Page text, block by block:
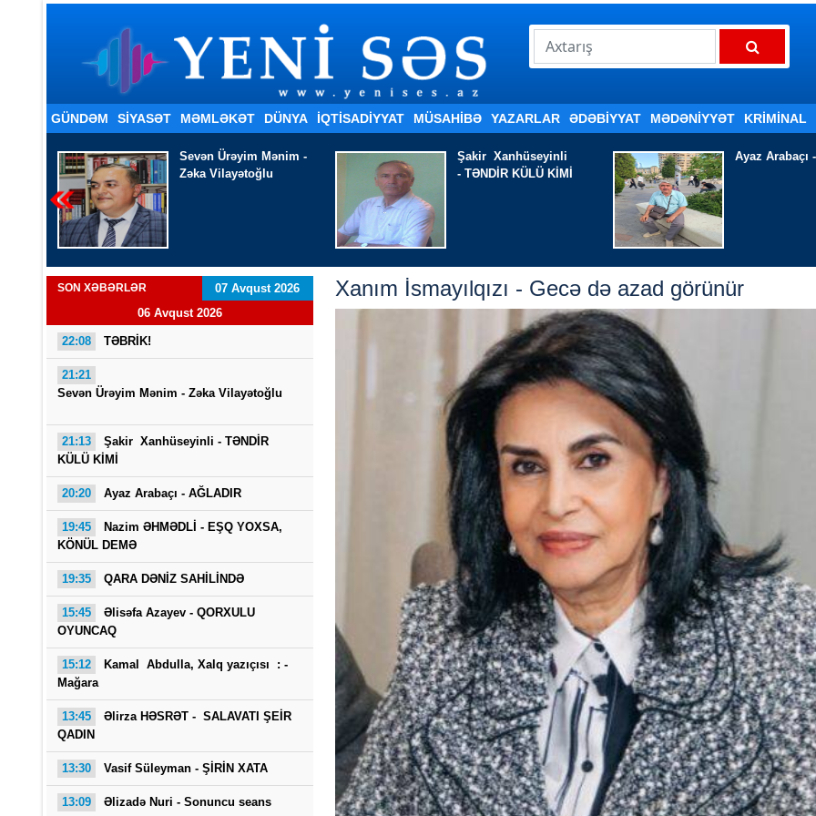
GÜNDƏM SİYASƏT MƏMLƏKƏT DÜNYA İQTISADIYYAT MÜSAHİBƏ YAZARLAR ƏDƏBIYYAT MƏDƏNİYYƏT KRİMİNAL
Şakir Xanhüseyinli
- TƏNDİR KÜLÜ KİMİ
Ayaz Arabaçı - AĞLADIR
Nazim
SON XƏBƏRLƏR
07 Avqust 2026
06 Avqust 2026
22:08 TƏBRİK!
21:21
Sevən Ürəyim Mənim - Zəka Vilayətoğlu
21:13
Şakir Xanhüseyinli - TƏNDİR
KÜLÜ KİMİ
20:20 Ayaz Arabaçı - AĞLADIR
19:45
Nazim ƏHMƏDLİ - EŞQ YOXSA,
KÖNÜL DEMƏ
19:35 QARA DƏNİZ SAHİLİNDƏ
15:45 Əlisəfa Azayev - QORXULU
OYUNCAQ
15:12
Kamal Abdulla, Xalq yazıçısı : -
Mağara
13:45
Əlirza HƏSRƏT - SALAVATI ŞEİR
QADIN
13:30 Vasif Süleyman - ŞİRİN XATA
13:09 Əlizadə Nuri - Sonuncu seans
Xanım İsmayılqızı - Gecə də azad görünür
Sabah bəzi yerlərdə yağış yağacaq
Xocalı, Ağdərə və Cəbrayılın
kəndlərinə köç karvanı yola